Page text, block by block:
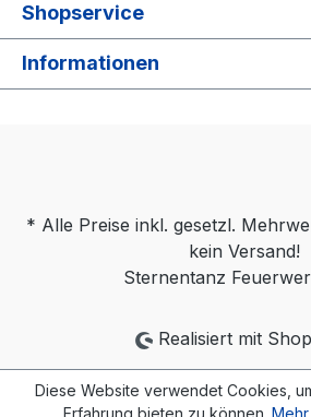
Shopservice
Informationen
* Alle Preise inkl. gesetzl.
kein Versand!
Sternentanz
Realisiert mit
Diese Website verwendet Cookies,
Erfahrung bieten zu können. Mehr